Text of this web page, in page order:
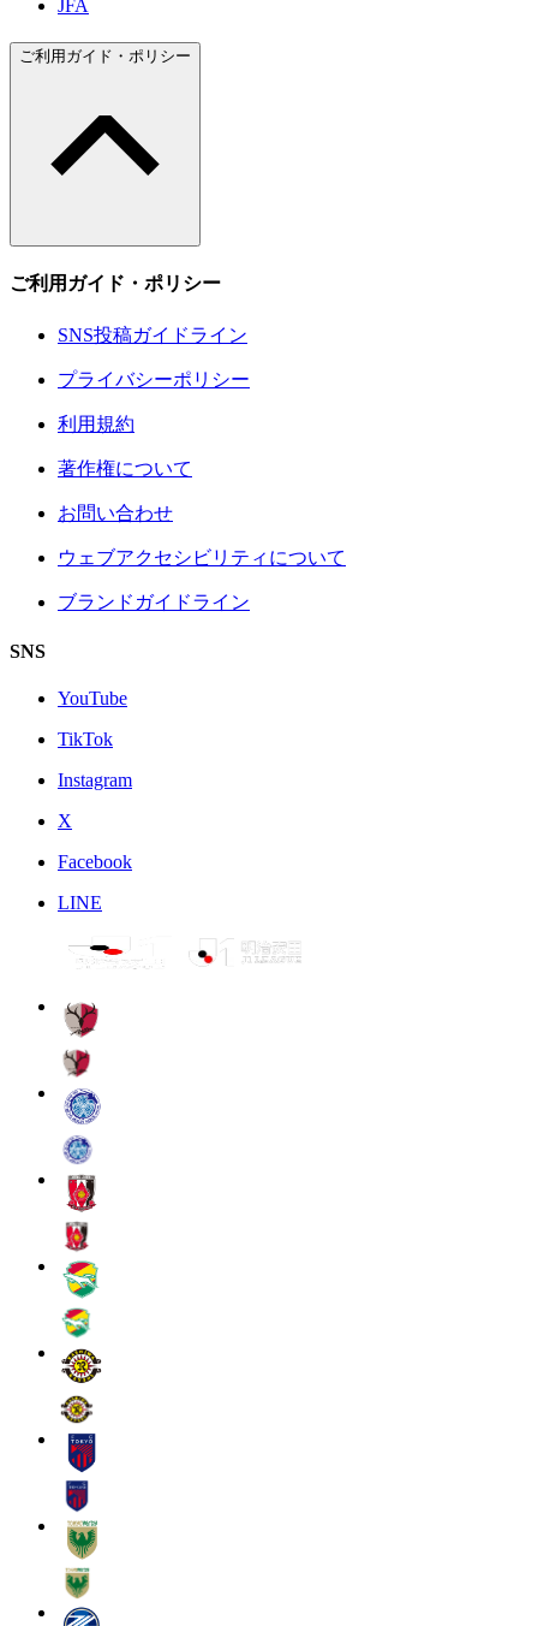
JFA
ご利用ガイド・ポリシー
ご利用ガイド・ポリシー
SNS投稿ガイドライン
プライバシーポリシー
利用規約
著作権について
お問い合わせ
ウェブアクセシビリティについて
ブランドガイドライン
SNS
YouTube
TikTok
Instagram
X
Facebook
LINE